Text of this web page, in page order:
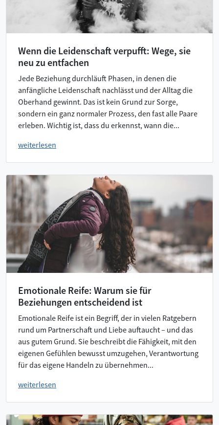
Wenn die Leidenschaft verpufft: Wege, sie
neu zu entfachen
Jede Beziehung durchläuft Phasen, in denen die
anfängliche Leidenschaft nachlässt und der Alltag die
Oberhand gewinnt. Das ist kein Grund zur Sorge,
sondern ein ganz normaler Prozess, den fast alle Paare
erleben. Wichtig ist, dass du erkennst, wann die...
weiterlesen
Emotionale Reife: Warum sie für
Beziehungen entscheidend ist
Emotionale Reife ist ein Begriff, der in vielen Ratgebern
rund um Partnerschaft und Liebe auftaucht – und das
aus gutem Grund. Sie beschreibt die Fähigkeit, mit den
eigenen Gefühlen bewusst umzugehen, Verantwortung
für das eigene Handeln zu übernehmen...
weiterlesen